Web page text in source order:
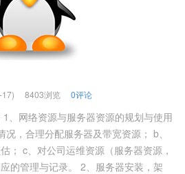
8403浏览 0评论
、网络资源与服务器资源的规划与使用
，合理分配服务器及带宽资源； b、
； c、对公司运维资源（服务器资源，
的管理与记录。 2、服务器安装，架